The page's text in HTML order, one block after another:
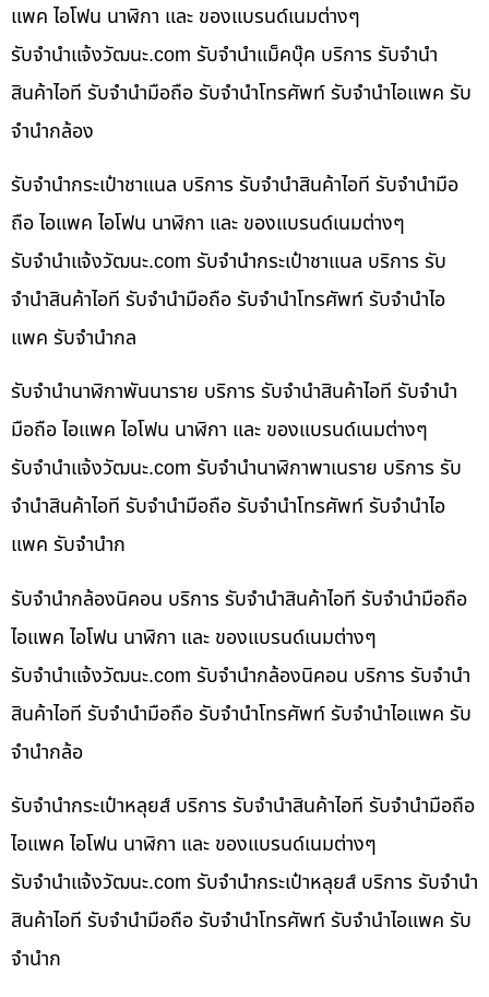
แพค ไอโฟน นาฬิกา และ ของแบรนด์เนมต่างๆ
รับจํานําแจ้งวัฒนะ.com รับจำนำแม็คบุ๊ค บริการ รับจำนำ
สินค้าไอที รับจำนำมือถือ รับจำนำโทรศัพท์ รับจำนำไอแพค รับ
จำนำกล้อง
รับจำนำกระเป๋าชาแนล บริการ รับจำนำสินค้าไอที รับจำนำมือ
ถือ ไอแพค ไอโฟน นาฬิกา และ ของแบรนด์เนมต่างๆ
รับจํานําแจ้งวัฒนะ.com รับจำนำกระเป๋าชาแนล บริการ รับ
จำนำสินค้าไอที รับจำนำมือถือ รับจำนำโทรศัพท์ รับจำนำไอ
แพค รับจำนำกล
รับจำนำนาฬิกาพันนาราย บริการ รับจำนำสินค้าไอที รับจำนำ
มือถือ ไอแพค ไอโฟน นาฬิกา และ ของแบรนด์เนมต่างๆ
รับจํานําแจ้งวัฒนะ.com รับจำนำนาฬิกาพาเนราย บริการ รับ
จำนำสินค้าไอที รับจำนำมือถือ รับจำนำโทรศัพท์ รับจำนำไอ
แพค รับจำนำก
รับจำนำกล้องนิคอน บริการ รับจำนำสินค้าไอที รับจำนำมือถือ
ไอแพค ไอโฟน นาฬิกา และ ของแบรนด์เนมต่างๆ
รับจํานําแจ้งวัฒนะ.com รับจำนำกล้องนิคอน บริการ รับจำนำ
สินค้าไอที รับจำนำมือถือ รับจำนำโทรศัพท์ รับจำนำไอแพค รับ
จำนำกล้อ
รับจำนำกระเป๋าหลุยส์ บริการ รับจำนำสินค้าไอที รับจำนำมือถือ
ไอแพค ไอโฟน นาฬิกา และ ของแบรนด์เนมต่างๆ
รับจํานําแจ้งวัฒนะ.com รับจำนำกระเป๋าหลุยส์ บริการ รับจำนำ
สินค้าไอที รับจำนำมือถือ รับจำนำโทรศัพท์ รับจำนำไอแพค รับ
จำนำก